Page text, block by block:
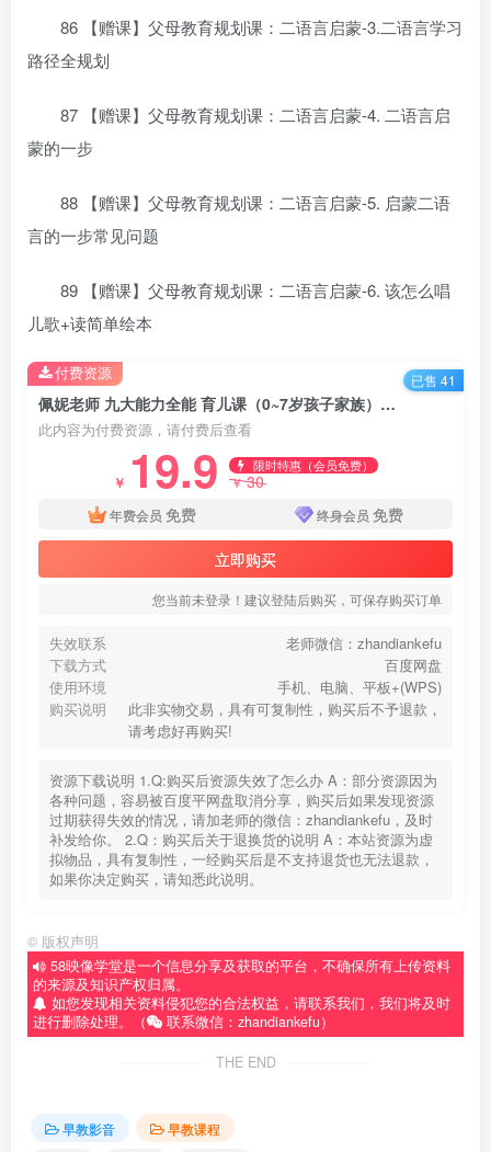
86 【赠课】父母教育规划课：二语言启蒙-3.二语言学习
路径全规划
87 【赠课】父母教育规划课：二语言启蒙-4. 二语言启
蒙的一步
88 【赠课】父母教育规划课：二语言启蒙-5. 启蒙二语
言的一步常见问题
89 【赠课】父母教育规划课：二语言启蒙-6. 该怎么唱
儿歌+读简单绘本
佩妮老师 九大能力全能 育儿课（0~7岁孩子家族）百度网盘打包下载
此内容为付费资源，请付费后查看
￥ 19.9 限时特惠（会员免费）
￥30
年费会员 免费 终身会员 免费
立即购买
您当前未登录！建议登陆后购买，可保存购买订单
失效联系
老师微信：zhandiankefu
下载方式
百度网盘
使用环境
手机、电脑、平板+(WPS)
购买说明
此非实物交易，具有可复制性，购买后不予退款，
请考虑好再购买!
资源下载说明 1.Q:购买后资源失效了怎么办 A：部分资源因为
各种问题，容易被百度平网盘取消分享，购买后如果发现资源
过期获得失效的情况，请加老师的微信：zhandiankefu，及时
补发给你。 2.Q：购买后关于退换货的说明 A：本站资源为虚
拟物品，具有复制性，一经购买后是不支持退货也无法退款，
如果你决定购买，请知悉此说明。
付费资源 已售 41
© 版权声明
58映像学堂是一个信息分享及获取的平台，不确保所有上传资料
的来源及知识产权归属。
如您发现相关资料侵犯您的合法权益，请联系我们，我们将及时
进行删除处理。（
联系微信：zhandiankefu）
THE END
早教影音
早教课程